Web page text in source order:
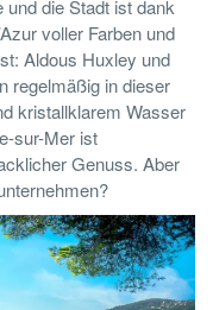
die Stadt ist dank
voller Farben und
Aldous Huxley und
regelmäßig in dieser
kristallklarem Wasser
sur-Mer ist
Genuss. Aber